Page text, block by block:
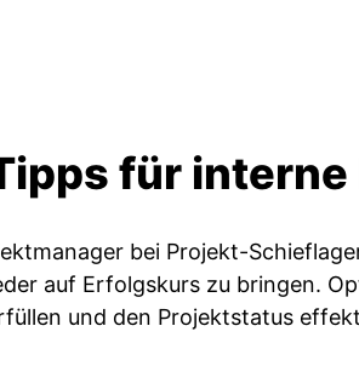
für
bei Projekt-
auf Erfolgskurs zu bringen.
und den Projektstatus